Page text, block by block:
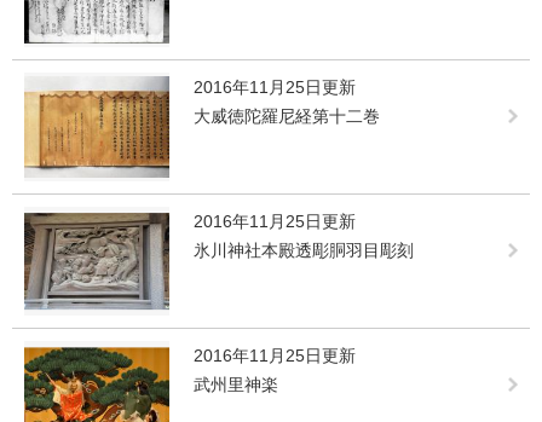
2016年11月25日更新
大威徳陀羅尼経第十二巻
2016年11月25日更新
氷川神社本殿透彫胴羽目彫刻
2016年11月25日更新
武州里神楽